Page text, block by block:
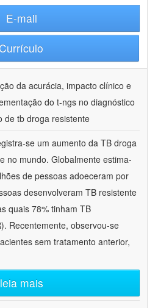
E-mail
Currículo
da acurácia, impacto clínico e
do t-ngs no diagnóstico
de tb droga resistente
se um aumento da TB droga
no mundo. Globalmente estima-
de pessoas adoeceram por
desenvolveram TB resistente
quais 78% tinham TB
Recentemente, observou-se
sem tratamento anterior,
leia mais